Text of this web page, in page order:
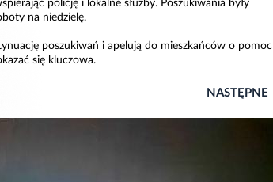
policję i lokalne służby. Poszukiwania były
na niedzielę.
poszukiwań i apelują do mieszkańców o
się kluczowa.
NASTĘPNE